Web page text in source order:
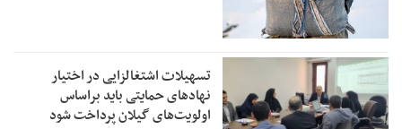
تسهیلات اشتغالزایی در اختیار
نهادهای حمایتی باید براساس
اولویت‌های گیلان پرداخت شود